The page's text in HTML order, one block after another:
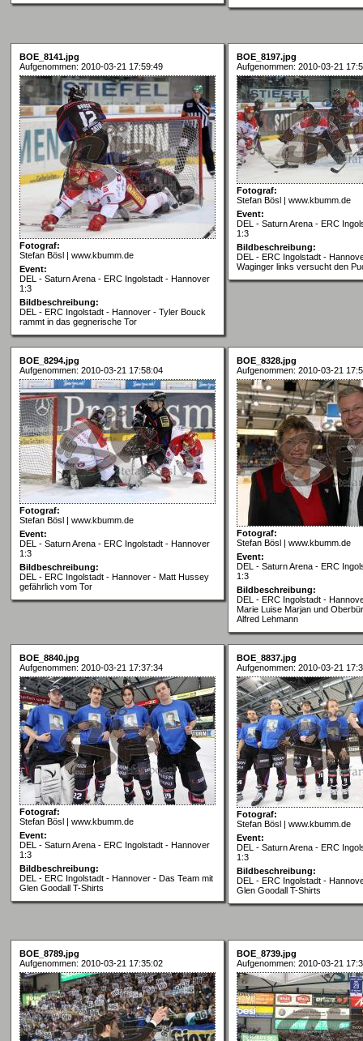
BOE_8141.jpg
Aufgenommen: 2010-03-21 17:59:49
Fotograf:
Stefan Bösl | www.kbumm.de
Event:
DEL - Saturn Arena - ERC Ingolstadt - Hannover
1:3
Bildbeschreibung:
DEL - ERC Ingolstadt - Hannover - Tyler Bouck
rammt in das gegnerische Tor
BOE_8197.jpg
Aufgenommen: 2010-03-21
Fotograf:
Stefan Bösl | www.kbumm.de
Event:
DEL - Saturn Arena - ERC
1:3
Bildbeschreibung:
DEL - ERC Ingolstadt -
Waginger links versucht den
BOE_8294.jpg
Aufgenommen: 2010-03-21 17:58:04
Fotograf:
Stefan Bösl | www.kbumm.de
Event:
DEL - Saturn Arena - ERC Ingolstadt - Hannover
1:3
Bildbeschreibung:
DEL - ERC Ingolstadt - Hannover - Matt Hussey
gefährlich vom Tor
BOE_8328.jpg
Aufgenommen: 2010-03-21
Fotograf:
Stefan Bösl | www.kbumm.de
Event:
DEL - Saturn Arena - ERC
1:3
Bildbeschreibung:
DEL - ERC Ingolstadt -
Marie Luise Marjan und
Alfred Lehmann
BOE_8840.jpg
Aufgenommen: 2010-03-21 17:37:34
Fotograf:
Stefan Bösl | www.kbumm.de
Event:
DEL - Saturn Arena - ERC Ingolstadt - Hannover
1:3
Bildbeschreibung:
DEL - ERC Ingolstadt - Hannover - Das Team mit
Glen Goodall T-Shirts
BOE_8837.jpg
Aufgenommen: 2010-03-21
Fotograf:
Stefan Bösl | www.kbumm.de
Event:
DEL - Saturn Arena - ERC
1:3
Bildbeschreibung:
DEL - ERC Ingolstadt -
Glen Goodall T-Shirts
BOE_8789.jpg
Aufgenommen: 2010-03-21 17:35:02
BOE_8739.jpg
Aufgenommen: 2010-03-21